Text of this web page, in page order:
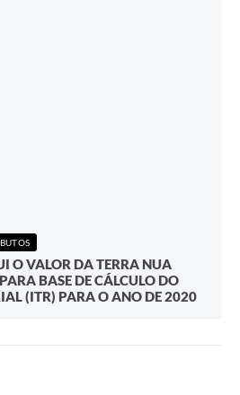
O VALOR DA TERRA NUA
BASE DE CÁLCULO DO
(ITR) PARA O ANO DE 2020